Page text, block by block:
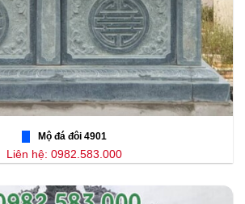
Mộ đá đôi 4901
Liên hệ: 0982.583.000